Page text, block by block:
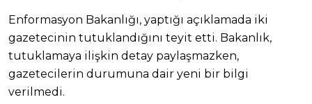
Enformasyon Bakanlığı, yaptığı açıklamada iki
gazetecinin tutuklandığını teyit etti. Bakanlık,
tutuklamaya ilişkin detay paylaşmazken,
gazetecilerin durumuna dair yeni bir bilgi
verilmedi.